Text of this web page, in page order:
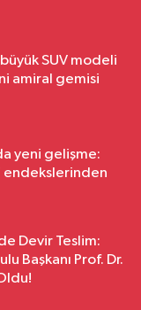
SUV modeli
amiral gemisi
yeni gelişme:
endekslerinden
Devir Teslim:
Başkanı Prof. Dr.